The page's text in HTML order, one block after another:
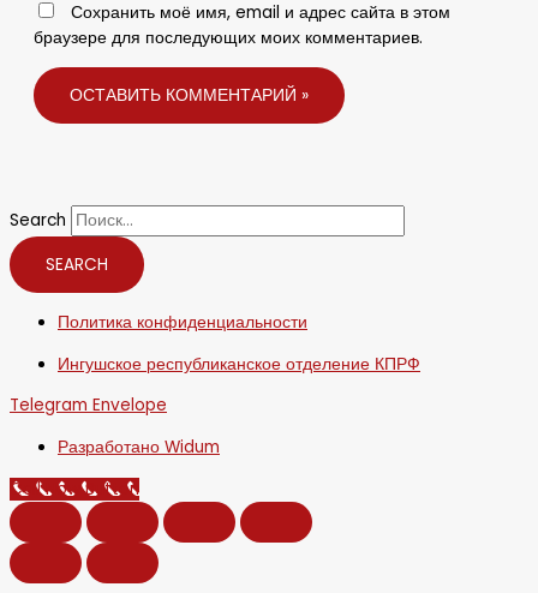
Сохранить моё имя, email и адрес сайта в этом
браузере для последующих моих комментариев.
Search
SEARCH
Политика конфиденциальности
Ингушское республиканское отделение КПРФ
Telegram Envelope
Разработано Widum
Call Now Button